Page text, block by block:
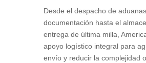
Desde el despacho de
documentación hasta el
entrega de última milla,
apoyo logístico integral para
envío y reducir la complejidad